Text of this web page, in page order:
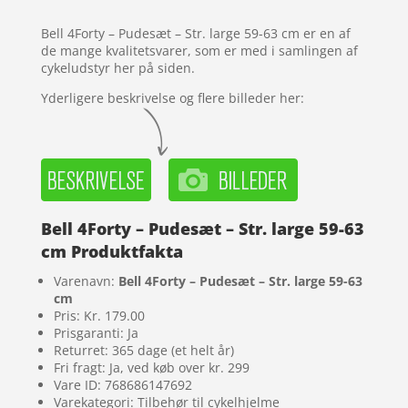
mmelser
Bell 4Forty – Pudesæt – Str. large 59-63 cm er en af
de mange kvalitetsvarer, som er med i samlingen af
cykeludstyr her på siden.
Yderligere beskrivelse og flere billeder her:
Bell 4Forty – Pudesæt – Str. large 59-63
cm Produktfakta
Varenavn: Bell 4Forty – Pudesæt – Str. large 59-63
cm
Pris: Kr. 179.00
Prisgaranti: Ja
Returret: 365 dage (et helt år)
Fri fragt: Ja, ved køb over kr. 299
Vare ID: 768686147692
Varekategori: Tilbehør til cykelhjelme